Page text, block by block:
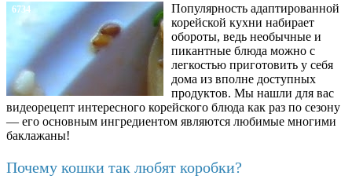
6734
Популярность адаптированной
корейской кухни набирает
обороты, ведь необычные и
пикантные блюда можно с
легкостью приготовить у себя
дома из вполне доступных
продуктов. Мы нашли для вас
видеорецепт интересного корейского блюда как раз по сезону
— его основным ингредиентом являются любимые многими
баклажаны!
Почему кошки так любят коробки?